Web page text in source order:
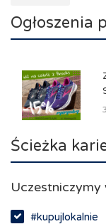
Ogłoszenia
Ścieżka
Uczestniczymy
#kupujlokalnie